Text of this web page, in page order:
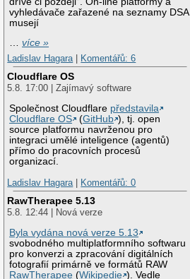
vyhledávače zařazené na seznamy DSA
musejí
…více »
Ladislav Hagara
Komentářů: 6
Cloudflare OS
5.8. 17:00 | Zajímavý software
Společnost Cloudflare představila
Cloudflare OS
(GitHub ), tj. open
source platformu navrženou pro
integraci umělé inteligence (agentů)
přímo do pracovních procesů
organizací.
Ladislav Hagara
Komentářů: 0
RawTherapee 5.13
5.8. 12:44 | Nová verze
Byla vydána nová verze 5.13
svobodného multiplatformního softwaru
pro konverzi a zpracování digitálních
fotografií primárně ve formátů RAW
RawTherapee (Wikipedie ). Vedle